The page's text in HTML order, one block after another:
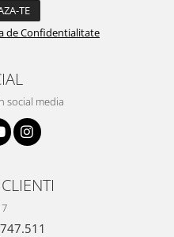
de Confidentialitate
social media